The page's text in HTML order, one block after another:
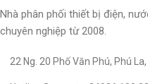
Nhà phân phối thiết bị điện,
chuyên nghiệp từ 2008.
22 Ng. 20 Phố Văn Phú, Phú